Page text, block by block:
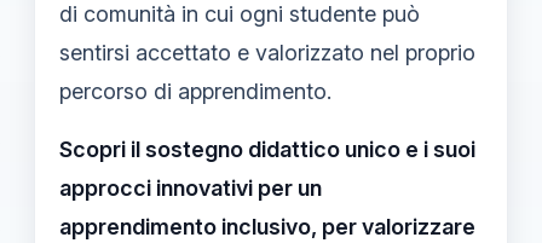
di comunità in cui ogni studente può
sentirsi accettato e valorizzato nel proprio
percorso di apprendimento.
Scopri il sostegno didattico unico e i suoi
approcci innovativi per un
apprendimento inclusivo, per valorizzare